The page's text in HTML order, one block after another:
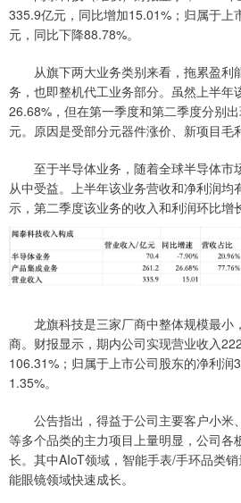
335.9亿元，同比增加15.01%；归属于上
元，同比下降88.78%。
从旗下两大业务类别来看，拖累盈利
务，也即整机代工业务部分。虽然上半年
26.68%，但在第一季度和第二季度分别
元。原因是受部分元器件涨价、新项目毛
至于半导体业务，随着全球半导体市
从中受益。上半年该业务营收和净利润均
示，第二季度该业务的收入和利润环比增
龙旗科技是三家厂商中整体规模最小
商。财报显示，期内公司实现营业收入
106.31%；归属于上市公司股东的净利润
1.35%。
公告指出，得益于公司主要客户小米
等多个品类的主力项目上量明显，公司各
长。其中AIoT领域，智能手表/手环品类
能眼镜领域快速成长。